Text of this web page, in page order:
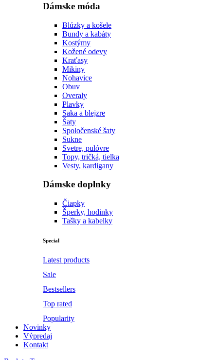
Dámske móda
Blúzky a košele
Bundy a kabáty
Kostýmy
Kožené odevy
Kraťasy
Mikiny
Nohavice
Obuv
Overaly
Plavky
Saka a blejzre
Šaty
Spoločenské šaty
Sukne
Svetre, pulóvre
Topy, tričká, tielka
Vesty, kardigany
Dámske doplnky
Čiapky
Šperky, hodinky
Tašky a kabelky
Special
Latest products
Sale
Bestsellers
Top rated
Popularity
Novinky
Výpredaj
Kontakt